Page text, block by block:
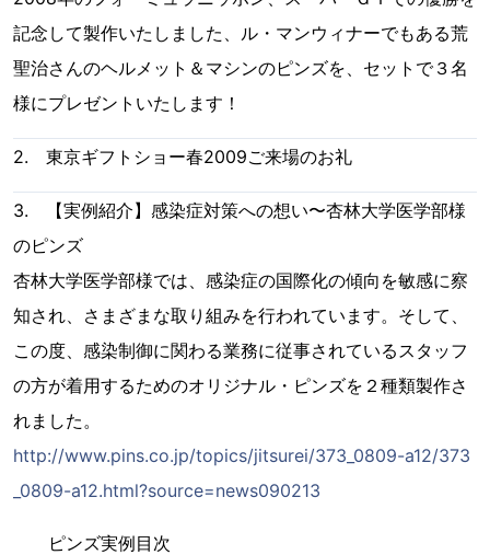
記念して製作いたしました、ル・マンウィナーでもある荒
聖治さんのヘルメット＆マシンのピンズを、セットで３名
様にプレゼントいたします！
2. 東京ギフトショー春2009ご来場のお礼
3. 【実例紹介】感染症対策への想い〜杏林大学医学部様
のピンズ
杏林大学医学部様では、感染症の国際化の傾向を敏感に察
知され、さまざまな取り組みを行われています。そして、
この度、感染制御に関わる業務に従事されているスタッフ
の方が着用するためのオリジナル・ピンズを２種類製作さ
れました。
http://www.pins.co.jp/topics/jitsurei/373_0809-a12/373
_0809-a12.html?source=news090213
ピンズ実例目次